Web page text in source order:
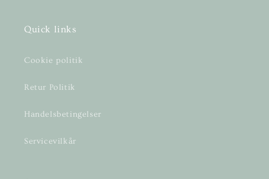
Quick links
Cookie politik
Retur Politik
Handelsbetingelser
Servicevilkår